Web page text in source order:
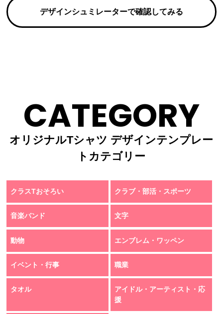
デザインシュミレーターで確認してみる
CATEGORY
オリジナルTシャツ デザインテンプレー
トカテゴリー
クラスTおそろい クラブ・部活・スポーツ
音楽バンド 文字
動物 エンブレム・ワッペン
イベント・行事 職業
タオル
アイドル・アーティスト・応
援